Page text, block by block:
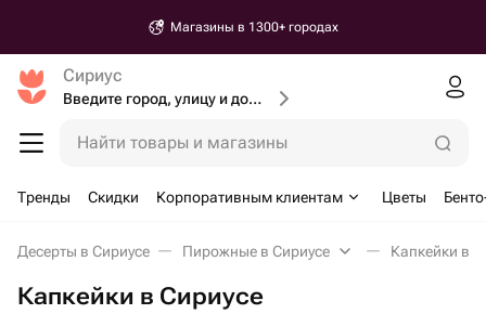
Магазины в 1300+ городах
Сириус
Введите город, улицу и дом доставки
Найти товары и магазины
Тренды Скидки Корпоративным клиентам Цветы
Десерты в Сириусе Пирожные в Сириусе Капкейки в
Капкейки в Сириусе